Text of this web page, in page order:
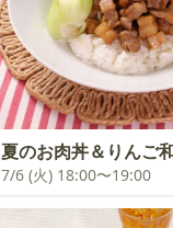
夏のお肉丼＆りんご
7/6 (火) 18:00〜19:00